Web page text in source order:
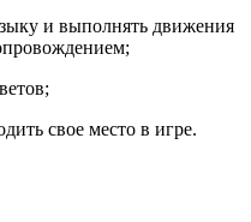
и выполнять движения
свое место в игре.